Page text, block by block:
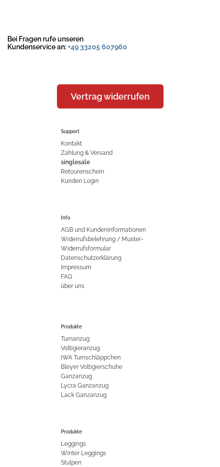
Bei Fragen rufe unseren
Kundenservice an:+49 33205 607960
Vertrag widerrufen
Support
Kontakt
Zahlung & Versand
singlesale
Retourenschein
Kunden Login
Info
AGB und Kundeninformationen
Widerrufsbelehrung / Muster-
Widerrufsformular
Datenschutzerklärung
Impressum
FAQ
über uns
Produkte
Turnanzug
Voltigieranzug
IWA Turnschläppchen
Bleyer Voltigierschuhe
Ganzanzug
Lycra Ganzanzug
Lack Ganzanzug
Produkte
Leggings
Winter Leggings
Stulpen